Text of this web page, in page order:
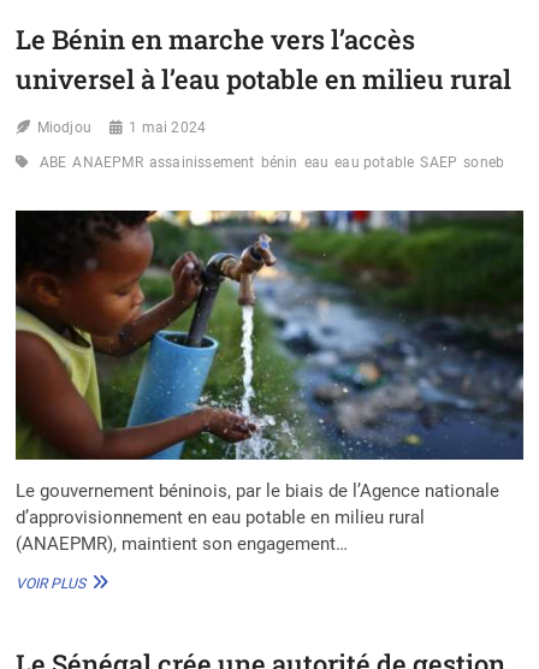
ET
L’ASSAINISSEMENT
CŒUR
PRÉOCCUPATIONS
Le Bénin en marche vers l’accès
universel à l’eau potable en milieu rural
Miodjou 1 mai 2024
ABE ANAEPMR assainissement bénin eau eau potable SAEP soneb
Le gouvernement béninois, par le biais de l’Agence nationale
d’approvisionnement en eau potable en milieu rural
(ANAEPMR), maintient son engagement…
VOIR PLUSLE
VERS